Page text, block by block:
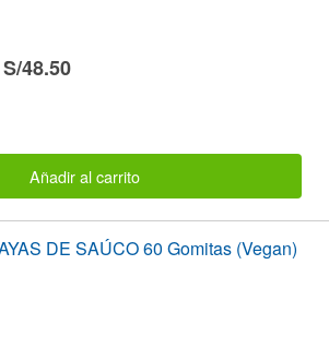
S/48.50
Añadir al carrito
DE SAÚCO 60 Gomitas (Vegan)